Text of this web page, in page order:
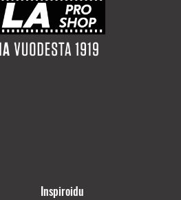
Inspiroidu